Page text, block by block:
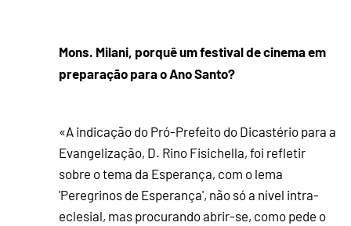
Mons. Milani, porquê um festival de cinema em
preparação para o Ano Santo?
«A indicação do Pró-Prefeito do Dicastério para a
Evangelização, D. Rino Fisichella, foi refletir
sobre o tema da Esperança, com o lema
'Peregrinos de Esperança', não só a nível intra-
eclesial, mas procurando abrir-se, como pede o